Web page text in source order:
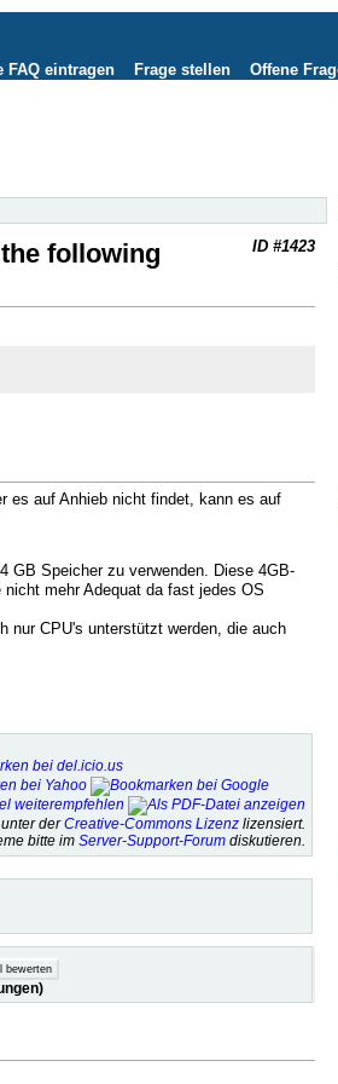
Offene
Frage stellen
FAQ eintragen
ID #1423
following
es auf Anhieb nicht findet, kann es auf
GB Speicher zu verwenden. Diese 4GB-
mehr Adequat da fast jedes OS
nur CPU's unterstützt werden, die auch
derCreative-Commons Lizenzlizensiert.
bitte im Server-Support-Forumdiskutieren.